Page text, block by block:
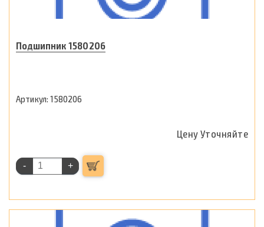
Подшипник 1580206
1580206
Цену Уточняйте
- +